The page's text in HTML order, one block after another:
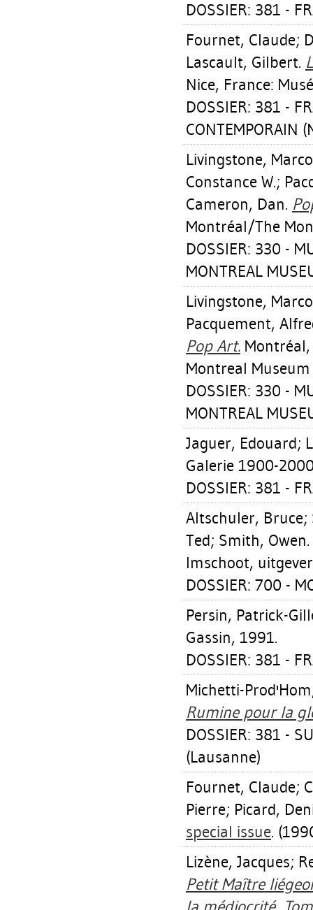
DOSSIER: 381 -
Fournet, Claude;
Lascault, Gilbert.
Nice, France:
DOSSIER: 381 -
CONTEMPORAIN
Livingstone, Marco
Constance W.;
Cameron, Dan.
Montréal/The
DOSSIER: 330 -
MONTREAL
Livingstone, Marco
Pacquement,
Pop Art.
Montreal
DOSSIER: 330 -
MONTREAL
Jaguer, Edouard;
Galerie 1900-
DOSSIER: 381 -
Altschuler, Bruce;
Ted; Smith, Owen.
Imschoot,
DOSSIER: 700 -
Persin, Patrick-
Gassin, 1991.
DOSSIER: 381 -
Michetti-
Rumine pour la
DOSSIER: 381 -
(Lausanne)
Fournet, Claude;
Pierre; Picard,
special issue.
Lizène, Jacques;
Petit Maître